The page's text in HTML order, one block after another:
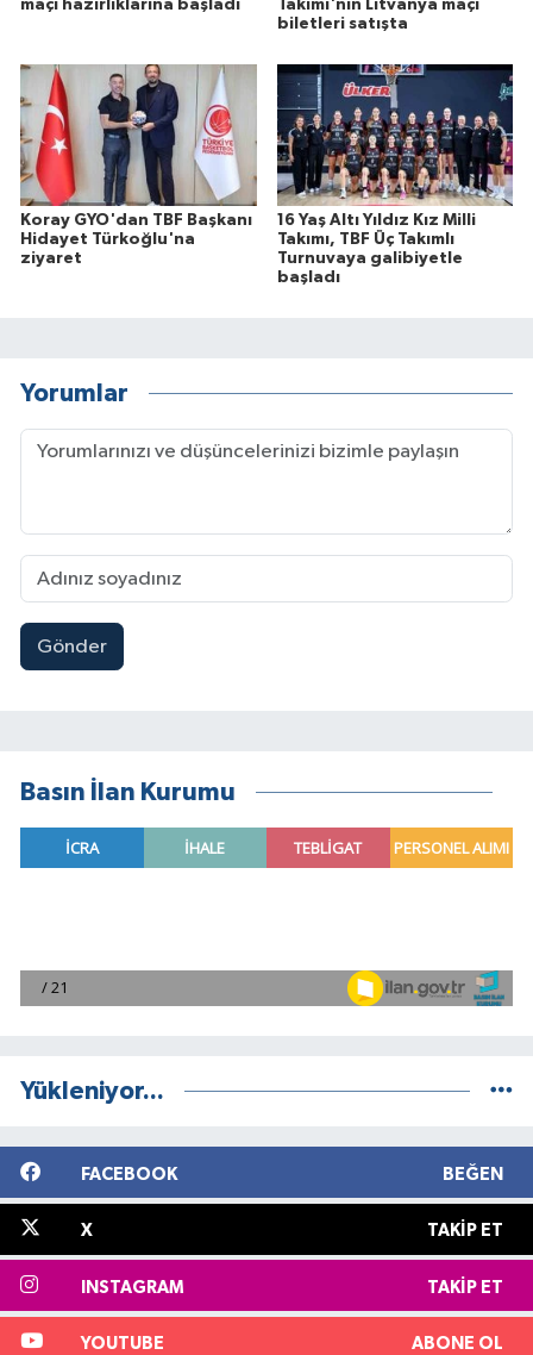
maçı hazırlıklarına başladı
Takımı'nın Litvanya maçı
biletleri satışta
Koray GYO'dan TBF Başkanı
Hidayet Türkoğlu'na
ziyaret
16 Yaş Altı Yıldız Kız Milli
Takımı, TBF Üç Takımlı
Turnuvaya galibiyetle
başladı
Yorumlar
Gönder
Basın İlan Kurumu
Yükleniyor...
FACEBOOK BEĞEN
X TAKIP ET
INSTAGRAM TAKIP ET
YOUTUBE ABONE OL